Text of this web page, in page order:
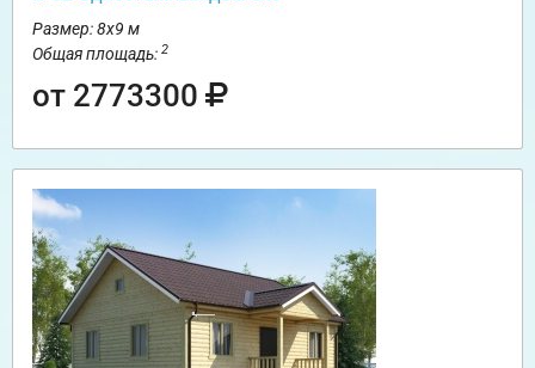
Размер: 8х9 м
Общая площадь: 2
от 2773300